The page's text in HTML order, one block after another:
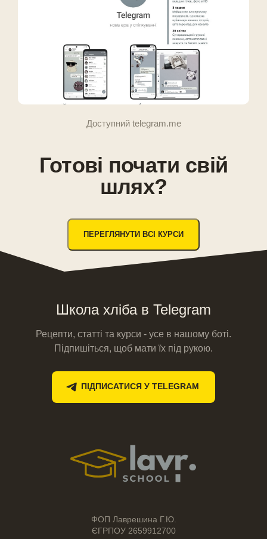
Доступний telegram.me
Готові почати свій
шлях?
ПЕРЕГЛЯНУТИ ВСІ КУРСИ
Школа хліба в Telegram
Рецепти, статті та курси - усе в нашому боті.
Підпишіться, щоб мати їх під рукою.
ПІДПИСАТИСЯ У TELEGRAM
ФОП Лаврешина Г.Ю.
ЄГРПОУ 2659912700